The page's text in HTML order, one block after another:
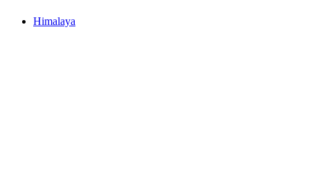
Himalaya